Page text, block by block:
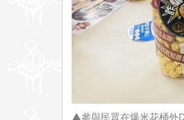
▲參與民眾在爆米花桶外